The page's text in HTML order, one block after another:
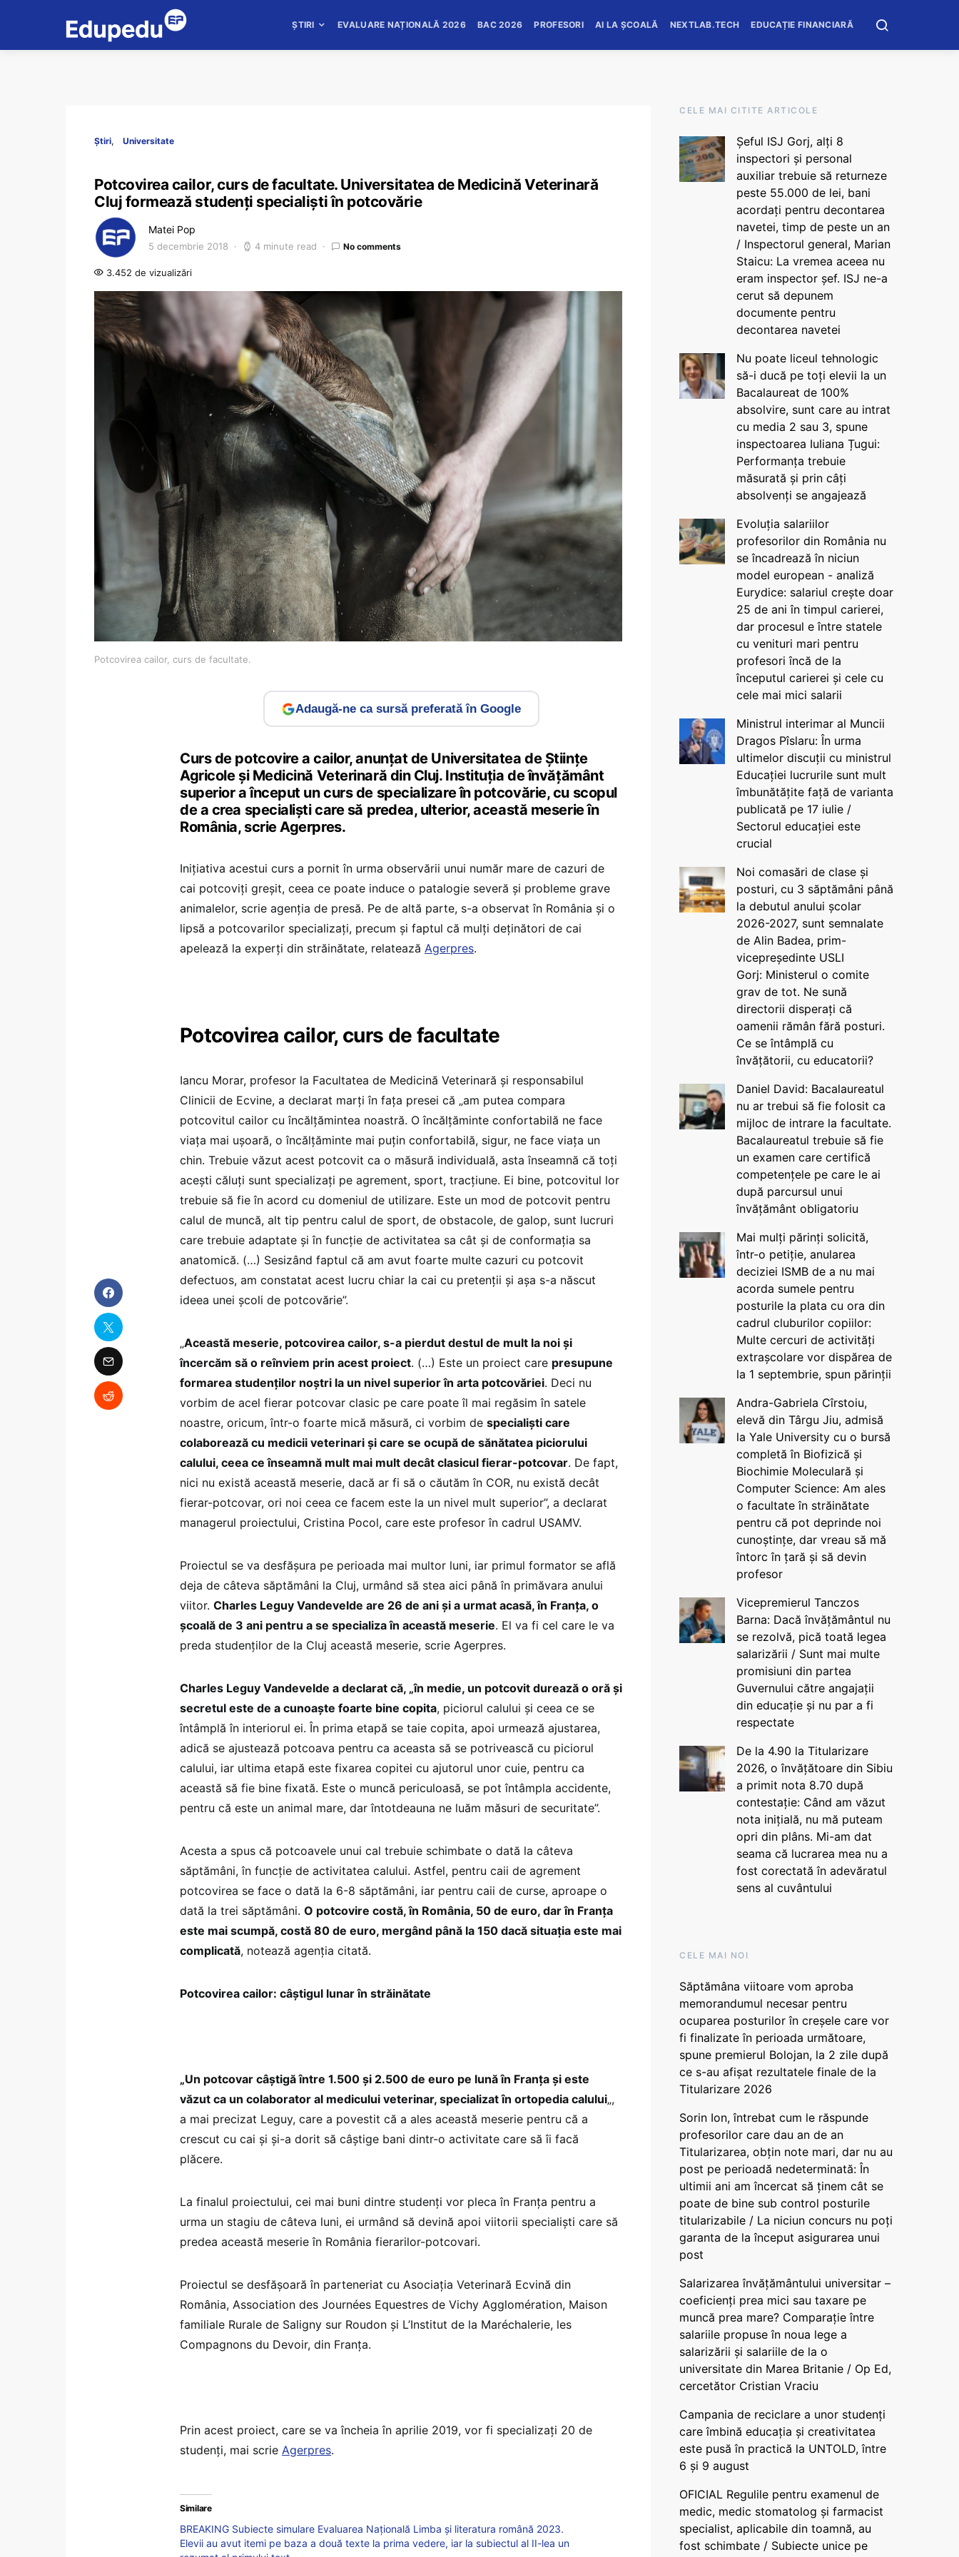
ȘTIRI EVALUARE NAȚIONALĂ 2026 BAC 2026 PROFESORI AI LA ȘCOALĂ NEXTLAB.TECH EDUCAȚIE FINANCIARĂ
Știri Universitate
Potcovirea cailor, curs de facultate. Universitatea de Medicină Veterinară
Cluj formează studenți specialiști în potcovărie
Matei Pop
5 decembrie 2018 4 minute read No comments
3.452 de vizualizări
Potcovirea cailor, curs de facultate.
Adaugă-ne ca sursă preferată în Google
Curs de potcovire a cailor, anunțat de Universitatea de Ştiinţe
Agricole şi Medicină Veterinară din Cluj. Instituția de învățământ
superior a început un curs de specializare în potcovărie, cu scopul
de a crea specialişti care să predea, ulterior, această meserie în
România, scrie Agerpres.
Iniţiativa acestui curs a pornit în urma observării unui număr mare de cazuri de
cai potcoviţi greșit, ceea ce poate induce o patalogie severă şi probleme grave
animalelor, scrie agenția de presă. Pe de altă parte, s-a observat în România şi o
lipsă a potcovarilor specializaţi, precum şi faptul că mulţi deţinători de cai
apelează la experţi din străinătate, relatează Agerpres.
Potcovirea cailor, curs de facultate
Iancu Morar, profesor la Facultatea de Medicină Veterinară şi responsabilul
Clinicii de Ecvine, a declarat marți în fața presei că „am putea compara
potcovitul cailor cu încălţămintea noastră. O încălţăminte confortabilă ne face
viaţa mai uşoară, o încălţăminte mai puţin confortabilă, sigur, ne face viaţa un
chin. Trebuie văzut acest potcovit ca o măsură individuală, asta înseamnă că toţi
aceşti căluţi sunt specializaţi pe agrement, sport, tracţiune. Ei bine, potcovitul lor
trebuie să fie în acord cu domeniul de utilizare. Este un mod de potcovit pentru
calul de muncă, alt tip pentru calul de sport, de obstacole, de galop, sunt lucruri
care trebuie adaptate şi în funcţie de activitatea sa cât şi de conformaţia sa
anatomică. (…) Sesizând faptul că am avut foarte multe cazuri cu potcovit
defectuos, am constatat acest lucru chiar la cai cu pretenţii şi aşa s-a născut
ideea unei şcoli de potcovărie”.
„Această meserie, potcovirea cailor, s-a pierdut destul de mult la noi şi
încercăm să o reînviem prin acest proiect. (…) Este un proiect care presupune
formarea studenţilor noştri la un nivel superior în arta potcovăriei. Deci nu
vorbim de acel fierar potcovar clasic pe care poate îl mai regăsim în satele
noastre, oricum, într-o foarte mică măsură, ci vorbim de specialişti care
colaborează cu medicii veterinari şi care se ocupă de sănătatea piciorului
calului, ceea ce înseamnă mult mai mult decât clasicul fierar-potcovar. De fapt,
nici nu există această meserie, dacă ar fi să o căutăm în COR, nu există decât
fierar-potcovar, ori noi ceea ce facem este la un nivel mult superior”, a declarat
managerul proiectului, Cristina Pocol, care este profesor în cadrul USAMV.
Proiectul se va desfăşura pe perioada mai multor luni, iar primul formator se află
deja de câteva săptămâni la Cluj, urmând să stea aici până în primăvara anului
viitor. Charles Leguy Vandevelde are 26 de ani şi a urmat acasă, în Franţa, o
şcoală de 3 ani pentru a se specializa în această meserie. El va fi cel care le va
preda studenţilor de la Cluj această meserie, scrie Agerpres.
Charles Leguy Vandevelde a declarat că, „în medie, un potcovit durează o oră şi
secretul este de a cunoaşte foarte bine copita, piciorul calului şi ceea ce se
întâmplă în interiorul ei. În prima etapă se taie copita, apoi urmează ajustarea,
adică se ajustează potcoava pentru ca aceasta să se potrivească cu piciorul
calului, iar ultima etapă este fixarea copitei cu ajutorul unor cuie, pentru ca
această să fie bine fixată. Este o muncă periculoasă, se pot întâmpla accidente,
pentru că este un animal mare, dar întotdeauna ne luăm măsuri de securitate”.
Acesta a spus că potcoavele unui cal trebuie schimbate o dată la câteva
săptămâni, în funcţie de activitatea calului. Astfel, pentru caii de agrement
potcovirea se face o dată la 6-8 săptămâni, iar pentru caii de curse, aproape o
dată la trei săptămâni. O potcovire costă, în România, 50 de euro, dar în Franţa
este mai scumpă, costă 80 de euro, mergând până la 150 dacă situaţia este mai
complicată, notează agenția citată.
Potcovirea cailor: câştigul lunar în străinătate
„Un potcovar câştigă între 1.500 şi 2.500 de euro pe lună în Franţa şi este
văzut ca un colaborator al medicului veterinar, specializat în ortopedia calului„,
a mai precizat Leguy, care a povestit că a ales această meserie pentru că a
crescut cu cai şi şi-a dorit să câştige bani dintr-o activitate care să îi facă
plăcere.
La finalul proiectului, cei mai buni dintre studenţi vor pleca în Franţa pentru a
urma un stagiu de câteva luni, ei urmând să devină apoi viitorii specialişti care să
predea această meserie în România fierarilor-potcovari.
Proiectul se desfăşoară în parteneriat cu Asociaţia Veterinară Ecvină din
România, Association des Journées Equestres de Vichy Agglomération, Maison
familiale Rurale de Saligny sur Roudon şi L’Institut de la Maréchalerie, les
Compagnons du Devoir, din Franţa.
Prin acest proiect, care se va încheia în aprilie 2019, vor fi specializaţi 20 de
studenţi, mai scrie Agerpres.
Similare
BREAKING Subiecte simulare Evaluarea Națională Limba și literatura română 2023.
Elevii au avut itemi pe baza a două texte la prima vedere, iar la subiectul al II-lea un
CELE MAI CITITE ARTICOLE
Șeful ISJ Gorj, alți 8
inspectori și personal
auxiliar trebuie să returneze
peste 55.000 de lei, bani
acordați pentru decontarea
navetei, timp de peste un an
/ Inspectorul general, Marian
Staicu: La vremea aceea nu
eram inspector șef. ISJ ne-a
cerut să depunem
documente pentru
decontarea navetei
Nu poate liceul tehnologic
să-i ducă pe toți elevii la un
Bacalaureat de 100%
absolvire, sunt care au intrat
cu media 2 sau 3, spune
inspectoarea Iuliana Țugui:
Performanța trebuie
măsurată și prin câți
absolvenți se angajează
Evoluția salariilor
profesorilor din România nu
se încadrează în niciun
model european - analiză
Eurydice: salariul crește doar
25 de ani în timpul carierei,
dar procesul e între statele
cu venituri mari pentru
profesori încă de la
începutul carierei și cele cu
cele mai mici salarii
Ministrul interimar al Muncii
Dragos Pîslaru: În urma
ultimelor discuții cu ministrul
Educației lucrurile sunt mult
îmbunătățite față de varianta
publicată pe 17 iulie /
Sectorul educației este
crucial
Noi comasări de clase și
posturi, cu 3 săptămâni până
la debutul anului școlar
2026-2027, sunt semnalate
de Alin Badea, prim-
vicepreședinte USLI
Gorj: Ministerul o comite
grav de tot. Ne sună
directorii disperați că
oamenii rămân fără posturi.
Ce se întâmplă cu
învățătorii, cu educatorii?
Daniel David: Bacalaureatul
nu ar trebui să fie folosit ca
mijloc de intrare la facultate.
Bacalaureatul trebuie să fie
un examen care certifică
competențele pe care le ai
după parcursul unui
învățământ obligatoriu
Mai mulți părinți solicită,
într-o petiție, anularea
deciziei ISMB de a nu mai
acorda sumele pentru
posturile la plata cu ora din
cadrul cluburilor copiilor:
Multe cercuri de activități
extrașcolare vor dispărea de
la 1 septembrie, spun părinții
Andra-Gabriela Cîrstoiu,
elevă din Târgu Jiu, admisă
la Yale University cu o bursă
completă în Biofizică și
Biochimie Moleculară și
Computer Science: Am ales
o facultate în străinătate
pentru că pot deprinde noi
cunoștințe, dar vreau să mă
întorc în țară și să devin
profesor
Vicepremierul Tanczos
Barna: Dacă învățământul nu
se rezolvă, pică toată legea
salarizării / Sunt mai multe
promisiuni din partea
Guvernului către angajații
din educație și nu par a fi
respectate
De la 4.90 la Titularizare
2026, o învățătoare din Sibiu
a primit nota 8.70 după
contestație: Când am văzut
nota inițială, nu mă puteam
opri din plâns. Mi-am dat
seama că lucrarea mea nu a
fost corectată în adevăratul
sens al cuvântului
CELE MAI NOI
Săptămâna viitoare vom aproba
memorandumul necesar pentru
ocuparea posturilor în creșele care vor
fi finalizate în perioada următoare,
spune premierul Bolojan, la 2 zile după
ce s-au afișat rezultatele finale de la
Titularizare 2026
Sorin Ion, întrebat cum le răspunde
profesorilor care dau an de an
Titularizarea, obțin note mari, dar nu au
post pe perioadă nedeterminată: În
ultimii ani am încercat să ținem cât se
poate de bine sub control posturile
titularizabile / La niciun concurs nu poți
garanta de la început asigurarea unui
post
Salarizarea învățământului universitar –
coeficienți prea mici sau taxare pe
muncă prea mare? Comparație între
salariile propuse în noua lege a
salarizării și salariile de la o
universitate din Marea Britanie / Op Ed,
cercetător Cristian Vraciu
Campania de reciclare a unor studenți
care îmbină educația și creativitatea
este pusă în practică la UNTOLD, între
6 și 9 august
OFICIAL Regulile pentru examenul de
medic, medic stomatolog și farmacist
specialist, aplicabile din toamnă, au
fost schimbate / Subiecte unice pe